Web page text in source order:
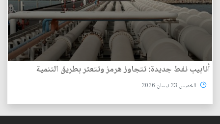
أنابيب نفط جديدة: تتجاوز هرمز وتتعثر بطريق التنمية
الخميس 23 نيسان 2026